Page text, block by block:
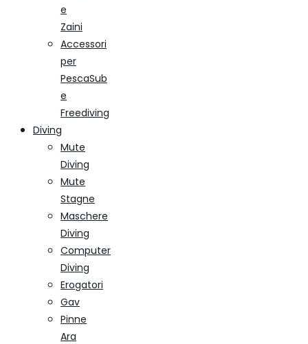
e
Zaini
Accessori
per
PescaSub
e
Freediving
Diving
Mute
Diving
Mute
Stagne
Maschere
Diving
Computer
Diving
Erogatori
Gav
Pinne
Ara